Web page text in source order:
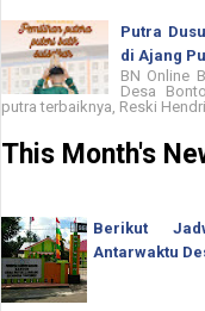
Putra
di Ajang
BN Online
Desa
putra terbaiknya, Reski
This Month's
Berikut
Antarwaktu